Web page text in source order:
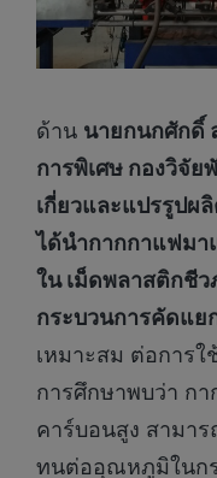
ด้าน นายกนกศักดิ์
การพิเศษ กองวิจั
เกี่ยวและแปรรูปผ
ได้นำกากกาแฟม
ใน เม็ดพลาสติกชี
กระบวนการคัดแย
เหมาะสม ต่อการใ
การศึกษาพบว่า ก
คาร์บอนสูง สามา
ทนต่ออุณหภูมิในก